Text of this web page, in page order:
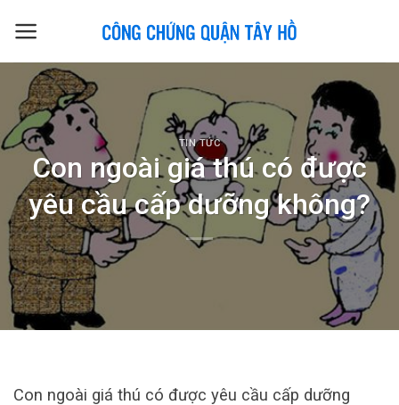
TIN TỨC
Con ngoài giá thú có được
yêu cầu cấp dưỡng không?
Con ngoài giá thú có được yêu cầu cấp dưỡng